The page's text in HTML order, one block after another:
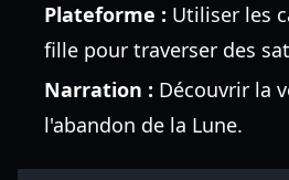
Plateforme : Utiliser les
fille pour traverser des
Narration : Découvrir la
l'abandon de la Lune.